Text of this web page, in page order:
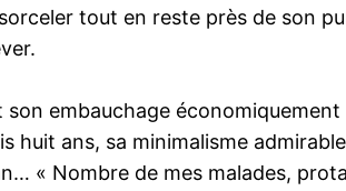
tout en reste près de son
son embauchage
huit ans, sa minimalisme
« Nombre de mes malades,